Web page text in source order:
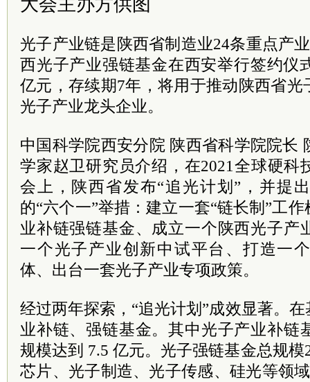
大会主办方供图
光子产业链是陕西省制造业24条重点产
西光子产业强链基金在西安举行签约仪
亿元，存续期7年，将用于推动陕西省
光子产业龙头企业。
中国科学院西安分院 陕西省科学院院长
学家赵卫研究员介绍，在2021全球硬科
会上，陕西省发布“追光计划”，并提
的“六个一”举措：建立一套“链长制”工
业补链强链基金、成立一个陕西光子产
一个光子产业创新中试平台、打造一
体、出台一套光子产业专项政策。
经过两年探索，“追光计划”成效显著。
业补链、强链基金。其中光子产业补链
规模达到 7.5 亿元。光子强链基金总规
芯片、光子制造、光子传感、硅光等领